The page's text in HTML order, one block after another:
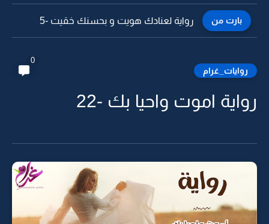
بارت من رواية لعنادك هويت و بحسنك خقيت -4
روايات_غرام
0
رواية اموت واحيا بك -22